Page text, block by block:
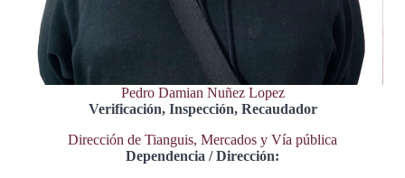
Pedro Damian Nuñez Lopez
Verificación, Inspección, Recaudador
Dirección de Tianguis, Mercados y Vía pública
Dependencia / Dirección: